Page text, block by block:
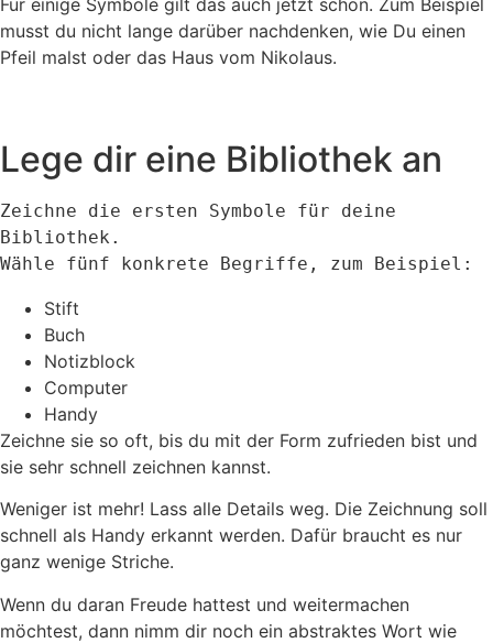
musst du nicht lange darüber nachdenken, wie Du einen
Pfeil malst oder das Haus vom Nikolaus.
Lege dir eine Bibliothek an
Zeichne die ersten Symbole für deine
Bibliothek.
Wähle fünf konkrete Begriffe, zum Beispiel:
Stift
Buch
Notizblock
Computer
Handy
Zeichne sie so oft, bis du mit der Form zufrieden bist und
sie sehr schnell zeichnen kannst.
Weniger ist mehr! Lass alle Details weg. Die Zeichnung soll
schnell als Handy erkannt werden. Dafür braucht es nur
ganz wenige Striche.
Wenn du daran Freude hattest und weitermachen
möchtest, dann nimm dir noch ein abstraktes Wort wie